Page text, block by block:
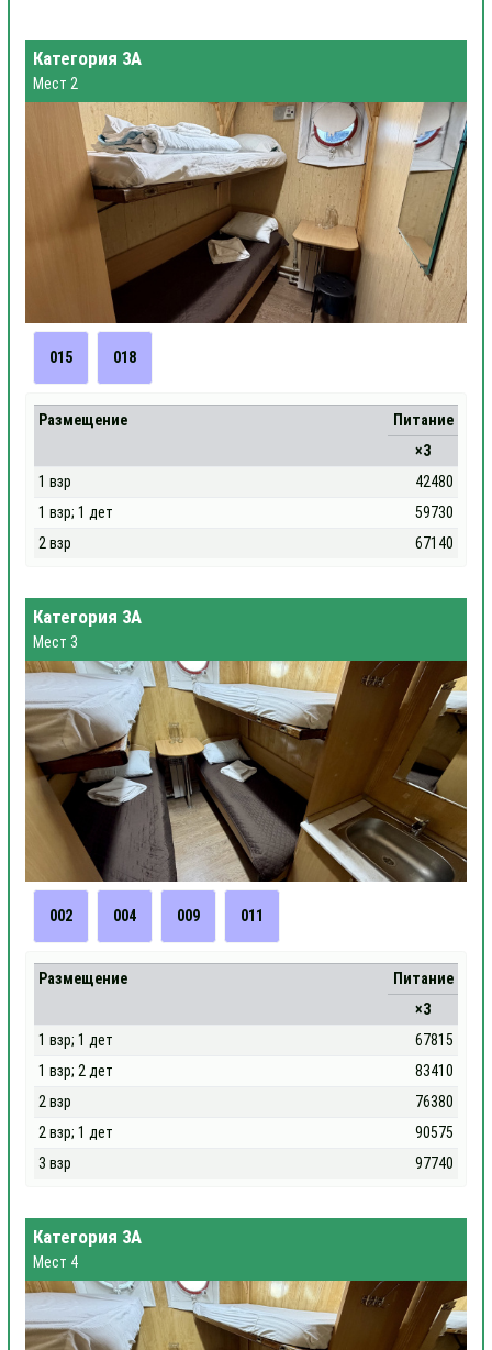
Категория 3А
Мест 2
015 018
Размещение
Питание
×3
1 взр
42480
1 взр; 1 дет
59730
2 взр
67140
Категория 3А
Мест 3
002 004 009 011
Размещение
Питание
×3
1 взр; 1 дет
67815
1 взр; 2 дет
83410
2 взр
76380
2 взр; 1 дет
90575
3 взр
97740
Категория 3А
Мест 4